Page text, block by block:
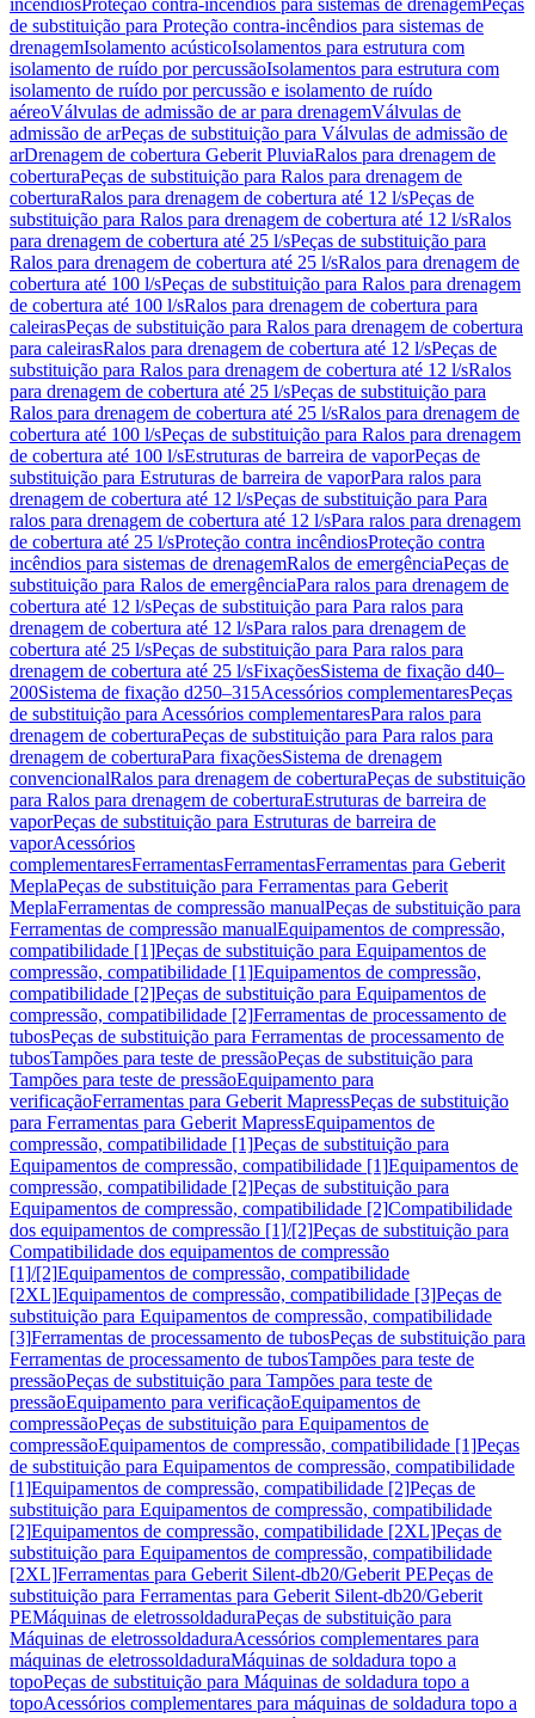
incêndiosProteção contra-incêndios para sistemas de drenagemPeças
de substituição para Proteção contra-incêndios para sistemas de
drenagemIsolamento acústicoIsolamentos para estrutura com
isolamento de ruído por percussãoIsolamentos para estrutura com
isolamento de ruído por percussão e isolamento de ruído
aéreoVálvulas de admissão de ar para drenagemVálvulas de
admissão de arPeças de substituição para Válvulas de admissão de
arDrenagem de cobertura Geberit PluviaRalos para drenagem de
coberturaPeças de substituição para Ralos para drenagem de
coberturaRalos para drenagem de cobertura até 12 l/sPeças de
substituição para Ralos para drenagem de cobertura até 12 l/sRalos
para drenagem de cobertura até 25 l/sPeças de substituição para
Ralos para drenagem de cobertura até 25 l/sRalos para drenagem de
cobertura até 100 l/sPeças de substituição para Ralos para drenagem
de cobertura até 100 l/sRalos para drenagem de cobertura para
caleirasPeças de substituição para Ralos para drenagem de cobertura
para caleirasRalos para drenagem de cobertura até 12 l/sPeças de
substituição para Ralos para drenagem de cobertura até 12 l/sRalos
para drenagem de cobertura até 25 l/sPeças de substituição para
Ralos para drenagem de cobertura até 25 l/sRalos para drenagem de
cobertura até 100 l/sPeças de substituição para Ralos para drenagem
de cobertura até 100 l/sEstruturas de barreira de vaporPeças de
substituição para Estruturas de barreira de vaporPara ralos para
drenagem de cobertura até 12 l/sPeças de substituição para Para
ralos para drenagem de cobertura até 12 l/sPara ralos para drenagem
de cobertura até 25 l/sProteção contra incêndiosProteção contra
incêndios para sistemas de drenagemRalos de emergênciaPeças de
substituição para Ralos de emergênciaPara ralos para drenagem de
cobertura até 12 l/sPeças de substituição para Para ralos para
drenagem de cobertura até 12 l/sPara ralos para drenagem de
cobertura até 25 l/sPeças de substituição para Para ralos para
drenagem de cobertura até 25 l/sFixaçõesSistema de fixação d40–
200Sistema de fixação d250–315Acessórios complementaresPeças
de substituição para Acessórios complementaresPara ralos para
drenagem de coberturaPeças de substituição para Para ralos para
drenagem de coberturaPara fixaçõesSistema de drenagem
convencionalRalos para drenagem de coberturaPeças de substituição
para Ralos para drenagem de coberturaEstruturas de barreira de
vaporPeças de substituição para Estruturas de barreira de
vaporAcessórios
complementaresFerramentasFerramentasFerramentas para Geberit
MeplaPeças de substituição para Ferramentas para Geberit
MeplaFerramentas de compressão manualPeças de substituição para
Ferramentas de compressão manualEquipamentos de compressão,
compatibilidade [1]Peças de substituição para Equipamentos de
compressão, compatibilidade [1]Equipamentos de compressão,
compatibilidade [2]Peças de substituição para Equipamentos de
compressão, compatibilidade [2]Ferramentas de processamento de
tubosPeças de substituição para Ferramentas de processamento de
tubosTampões para teste de pressãoPeças de substituição para
Tampões para teste de pressãoEquipamento para
verificaçãoFerramentas para Geberit MapressPeças de substituição
para Ferramentas para Geberit MapressEquipamentos de
compressão, compatibilidade [1]Peças de substituição para
Equipamentos de compressão, compatibilidade [1]Equipamentos de
compressão, compatibilidade [2]Peças de substituição para
Equipamentos de compressão, compatibilidade [2]Compatibilidade
dos equipamentos de compressão [1]/[2]Peças de substituição para
Compatibilidade dos equipamentos de compressão
[1]/[2]Equipamentos de compressão, compatibilidade
[2XL]Equipamentos de compressão, compatibilidade [3]Peças de
substituição para Equipamentos de compressão, compatibilidade
[3]Ferramentas de processamento de tubosPeças de substituição para
Ferramentas de processamento de tubosTampões para teste de
pressãoPeças de substituição para Tampões para teste de
pressãoEquipamento para verificaçãoEquipamentos de
compressãoPeças de substituição para Equipamentos de
compressãoEquipamentos de compressão, compatibilidade [1]Peças
de substituição para Equipamentos de compressão, compatibilidade
[1]Equipamentos de compressão, compatibilidade [2]Peças de
substituição para Equipamentos de compressão, compatibilidade
[2]Equipamentos de compressão, compatibilidade [2XL]Peças de
substituição para Equipamentos de compressão, compatibilidade
[2XL]Ferramentas para Geberit Silent-db20/Geberit PEPeças de
substituição para Ferramentas para Geberit Silent-db20/Geberit
PEMáquinas de eletrossoldaduraPeças de substituição para
Máquinas de eletrossoldaduraAcessórios complementares para
máquinas de eletrossoldaduraMáquinas de soldadura topo a
topoPeças de substituição para Máquinas de soldadura topo a
topoAcessórios complementares para máquinas de soldadura topo a